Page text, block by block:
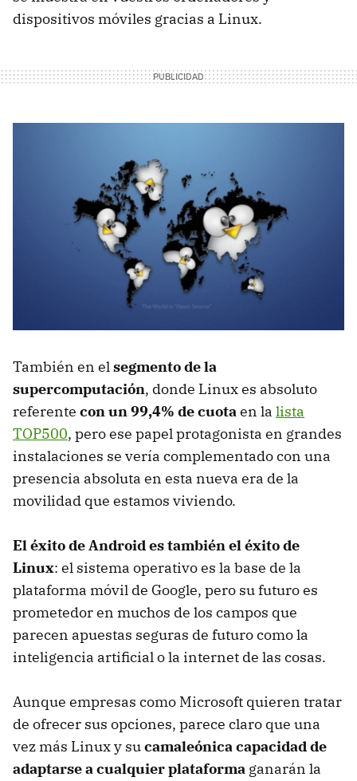
dispositivos móviles gracias a Linux.
También en elsegmento de la
supercomputación, donde Linux es absoluto
referente con un 99,4% de cuotaen la lista
TOP500, pero ese papel protagonista en grandes
instalaciones se vería complementado con una
presencia absoluta en esta nueva era de la
movilidad que estamos viviendo.
El éxito de Android es también el éxito de
Linux: el sistema operativo es la base de la
plataforma móvil de Google, pero su futuro es
prometedor en muchos de los campos que
parecen apuestas seguras de futuro como la
inteligencia artificial o la internet de las cosas.
Aunque empresas como Microsoft quieren tratar
de ofrecer sus opciones, parece claro que una
vez más Linux y sucamaleónica capacidad de
adaptarse a cualquier plataforma ganarán la